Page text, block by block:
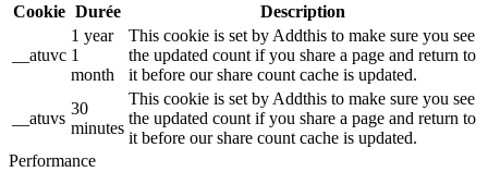
Cookie Durée Description
__atuvc
1 year
1
month
This cookie is set by Addthis to make sure you see
the updated count if you share a page and return to
it before our share count cache is updated.
__atuvs
30
minutes
This cookie is set by Addthis to make sure you see
the updated count if you share a page and return to
it before our share count cache is updated.
Performance